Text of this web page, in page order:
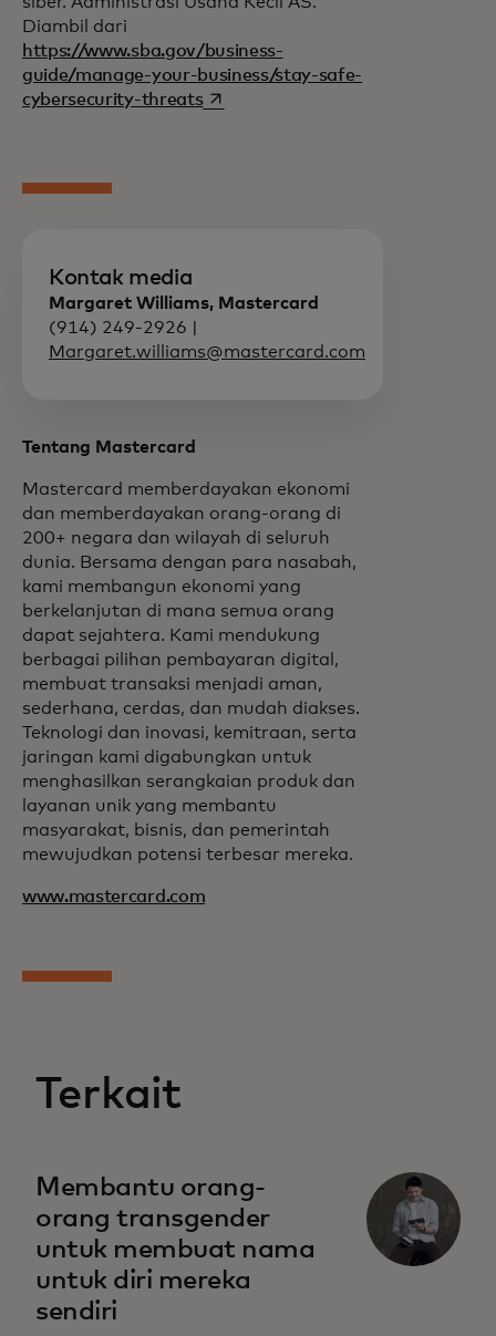
Diambil dari
https://www.sba.gov/business-
guide/manage-your-business/stay-safe-
cybersecurity-threatsopens in a new tab
Kontak media
Margaret Williams, Mastercard
(914) 249-2926 |
Margaret.williams@mastercard.com
Tentang Mastercard
Mastercard memberdayakan ekonomi
dan memberdayakan orang-orang di
200+ negara dan wilayah di seluruh
dunia. Bersama dengan para nasabah,
kami membangun ekonomi yang
berkelanjutan di mana semua orang
dapat sejahtera. Kami mendukung
berbagai pilihan pembayaran digital,
membuat transaksi menjadi aman,
sederhana, cerdas, dan mudah diakses.
Teknologi dan inovasi, kemitraan, serta
jaringan kami digabungkan untuk
menghasilkan serangkaian produk dan
layanan unik yang membantu
masyarakat, bisnis, dan pemerintah
mewujudkan potensi terbesar mereka.
www.mastercard.com
Terkait
Membantu orang-
orang transgender
untuk membuat nama
untuk diri mereka
sendiri
opens in a new tab